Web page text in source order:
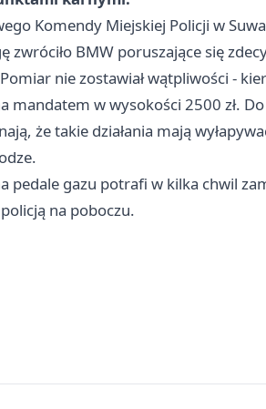
Komendy Miejskiej Policji w
zwróciło BMW poruszające się
nie zostawiał wątpliwości -
mandatem w wysokości 2500 zł.
że takie działania mają
pedale gazu potrafi w kilka chwil
na poboczu.